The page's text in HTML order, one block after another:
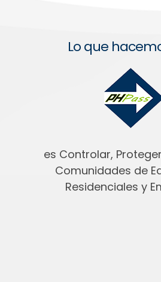
Lo que
es Controlar,
Comunidades de
Residenciales y